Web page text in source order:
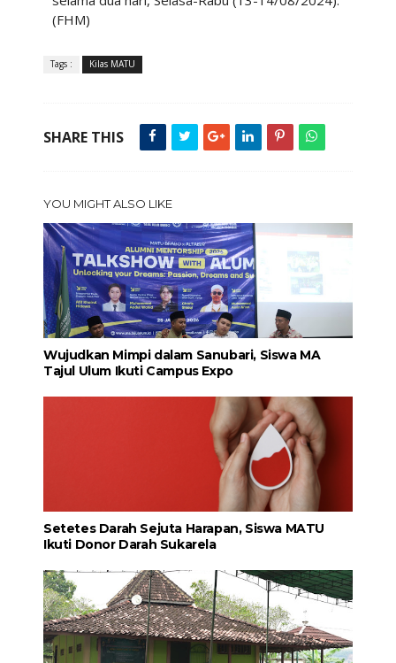
(FHM)
Tags : Kilas MATU
SHARE THIS
YOU MIGHT ALSO LIKE
Wujudkan Mimpi dalam Sanubari, Siswa MA
Tajul Ulum Ikuti Campus Expo
Setetes Darah Sejuta Harapan, Siswa MATU
Ikuti Donor Darah Sukarela